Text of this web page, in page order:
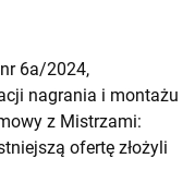
6a/2024,
nagrania i montażu
z Mistrzami:
ofertę złożyli